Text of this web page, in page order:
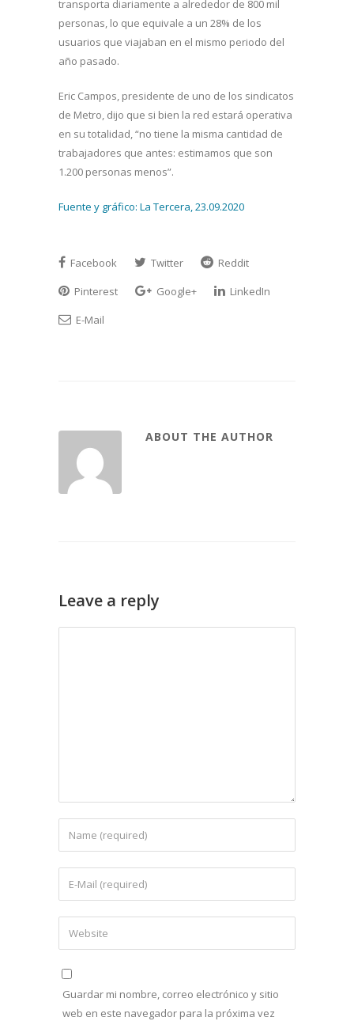
transporta diariamente a alrededor de 800 mil
personas, lo que equivale a un 28% de los
usuarios que viajaban en el mismo periodo del
año pasado.
Eric Campos, presidente de uno de los sindicatos
de Metro, dijo que si bien la red estará operativa
en su totalidad, “no tiene la misma cantidad de
trabajadores que antes: estimamos que son
1.200 personas menos”.
Fuente y gráfico: La Tercera, 23.09.2020
Facebook Twitter
Reddit
Pinterest
Google+
LinkedIn
E-Mail
ABOUT THE AUTHOR
Leave a reply
Guardar mi nombre, correo electrónico y sitio
web en este navegador para la próxima vez